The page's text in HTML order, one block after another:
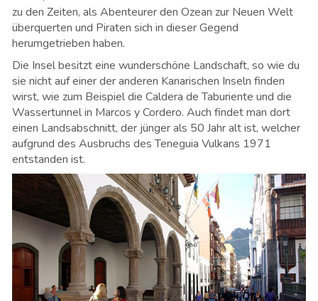
zu den Zeiten, als Abenteurer den Ozean zur Neuen Welt
überquerten und Piraten sich in dieser Gegend
herumgetrieben haben.
Die Insel besitzt eine wunderschöne Landschaft, so wie du
sie nicht auf einer der anderen Kanarischen Inseln finden
wirst, wie zum Beispiel die Caldera de Taburiente und die
Wassertunnel in Marcos y Cordero. Auch findet man dort
einen Landsabschnitt, der jünger als 50 Jahr alt ist, welcher
aufgrund des Ausbruchs des Teneguia Vulkans 1971
entstanden ist.